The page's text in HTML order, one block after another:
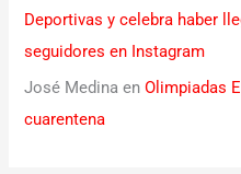
Deportivas y celebra haber
seguidores en Instagram
José Medina enOlimpiadas
cuarentena